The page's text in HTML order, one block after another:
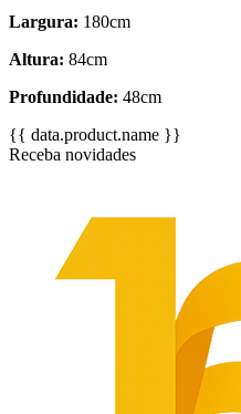
Largura: 180cm
Altura: 84cm
Profundidade: 48cm
{{ data.product.name }}
Receba novidades